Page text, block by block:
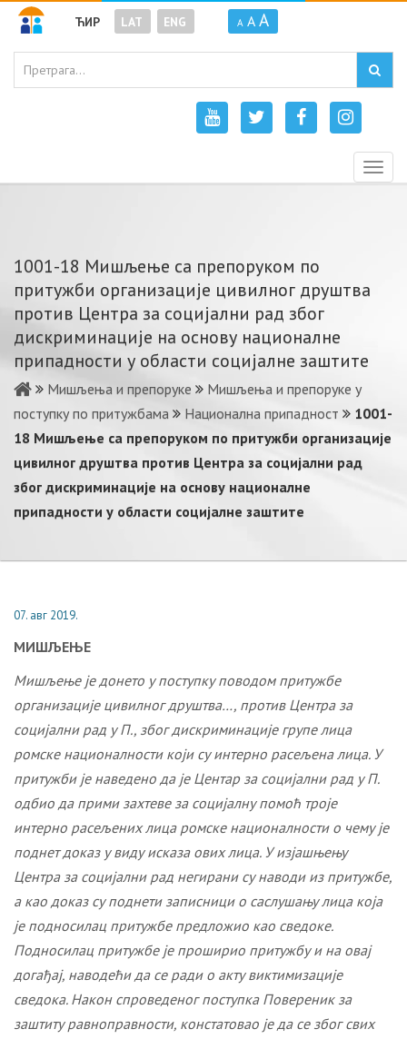
ЋИР LAT ENG A A A
1001-18 Мишљење са препоруком по
притужби организације цивилног друштва
против Центра за социјални рад због
дискриминације на основу националне
припадности у области социјалне заштите
Мишљења и препоруке
Мишљења и препоруке у
поступку по притужбама
Национална припадност
1001-
18 Мишљење са препоруком по притужби организације
цивилног друштва против Центра за социјални рад
због дискриминације на основу националне
припадности у области социјалне заштите
07. авг 2019.
МИШЉЕЊЕ
Мишљење је донето у поступку поводом притужбе
организације цивилног друштва…, против Центра за
социјални рад у П., због дискриминације групе лица
ромске националностикоји су интерно расељена лица. У
притужби је наведено да је Центар за социјални рад у П.
одбио да прими захтеве за социјалну помоћ троје
интерно расељених лица ромске националности о чему је
поднет доказ у виду исказа ових лица. У изјашњењу
Центра за социјални рад негирани су наводи из притужбе,
а као доказ су поднети записници о саслушању лица која
је подносилац притужбе предложио као сведоке.
Подносилац притужбе је проширио притужбу и на овај
догађај, наводећи да се ради о акту виктимизације
сведока. Након спроведеног поступка Повереник за
заштиту равноправности, констатовао је да се због свих